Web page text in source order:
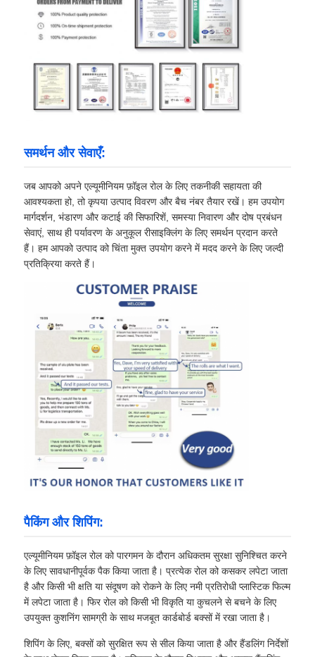
समर्थन और सेवाएँ:
जब आपको अपने एल्यूमीनियम फ़ॉइल रोल के लिए तकनीकी सहायता की
आवश्यकता हो, तो कृपया उत्पाद विवरण और बैच नंबर तैयार रखें। हम उपयोग
मार्गदर्शन, भंडारण और कटाई की सिफारिशें, समस्या निवारण और दोष प्रबंधन
सेवाएं, साथ ही पर्यावरण के अनुकूल रीसाइक्लिंग के लिए समर्थन प्रदान करते
हैं। हम आपको उत्पाद को चिंता मुक्त उपयोग करने में मदद करने के लिए जल्दी
प्रतिक्रिया करते हैं।
पैकिंग और शिपिंग:
एल्यूमीनियम फ़ॉइल रोल को पारगमन के दौरान अधिकतम सुरक्षा सुनिश्चित करने
के लिए सावधानीपूर्वक पैक किया जाता है। प्रत्येक रोल को कसकर लपेटा जाता
है और किसी भी क्षति या संदूषण को रोकने के लिए नमी प्रतिरोधी प्लास्टिक फिल्म
में लपेटा जाता है। फिर रोल को किसी भी विकृति या कुचलने से बचने के लिए
उपयुक्त कुशनिंग सामग्री के साथ मजबूत कार्डबोर्ड बक्सों में रखा जाता है।
शिपिंग के लिए, बक्सों को सुरक्षित रूप से सील किया जाता है और हैंडलिंग निर्देशों